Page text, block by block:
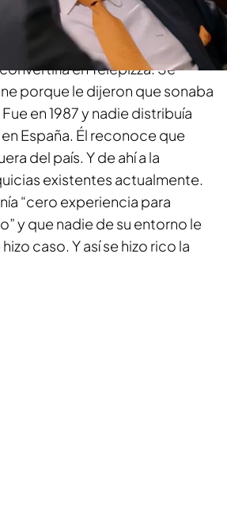
exitoso que comenzó con
una
60.000 euros
para montar lo
en Telepizza. Se
porque le dijeron que sonaba
en 1987 y nadie distribuía
España. Él reconoce que
del país. Y de ahí a la
existentes actualmente.
“cero experiencia para
y que nadie de su entorno le
caso. Y así se hizo rico la